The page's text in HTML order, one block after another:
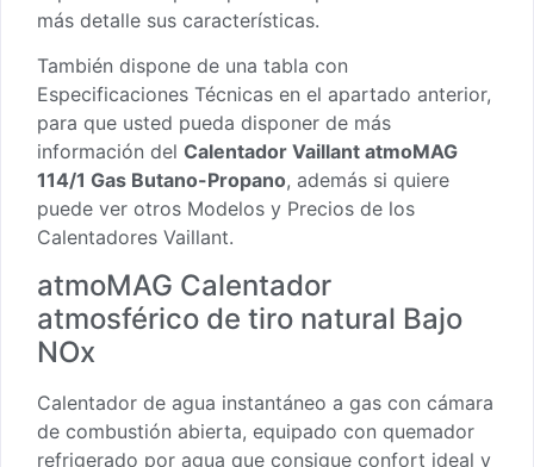
más detalle sus características.
También dispone de una tabla con
Especificaciones Técnicas en el apartado anterior,
para que usted pueda disponer de más
información del Calentador Vaillant atmoMAG
114/1 Gas Butano-Propano, además si quiere
puede ver otros Modelos y Precios de los
Calentadores Vaillant.
atmoMAG Calentador
atmosférico de tiro natural Bajo
NOx
Calentador de agua instantáneo a gas con cámara
de combustión abierta, equipado con quemador
refrigerado por agua que consigue confort ideal y